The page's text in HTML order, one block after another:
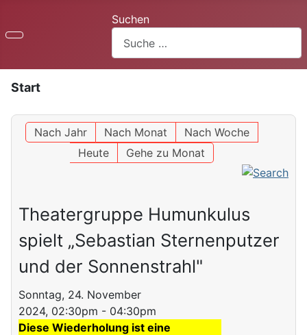
Suchen
Start
Nach Jahr Nach Monat
Nach Woche
Heute
Gehe zu Monat
Theatergruppe Humunkulus
spielt „Sebastian Sternenputzer
und der Sonnenstrahl"
Sonntag, 24. November
2024, 02:30pm - 04:30pm
Diese Wiederholung ist eine